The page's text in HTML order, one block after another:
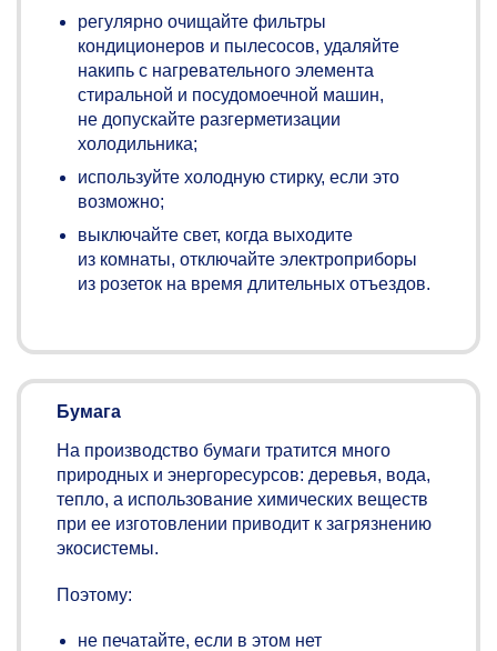
регулярно очищайте фильтры
кондиционеров и пылесосов, удаляйте
накипь с нагревательного элемента
стиральной и посудомоечной машин,
не допускайте разгерметизации
холодильника;
используйте холодную стирку, если это
возможно;
выключайте свет, когда выходите
из комнаты, отключайте электроприборы
из розеток на время длительных отъездов.
Бумага
На производство бумаги тратится много
природных и энергоресурсов: деревья, вода,
тепло, а использование химических веществ
при ее изготовлении приводит к загрязнению
экосистемы.
Поэтому:
не печатайте, если в этом нет